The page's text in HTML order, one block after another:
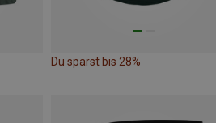
Du sparst bis 28%